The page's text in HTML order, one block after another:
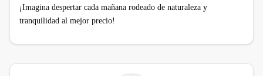
¡Imagina despertar cada mañana rodeado de naturaleza y
tranquilidad al mejor precio!